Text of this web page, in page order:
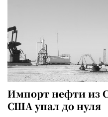
Импорт нефти из
США упал до нуля